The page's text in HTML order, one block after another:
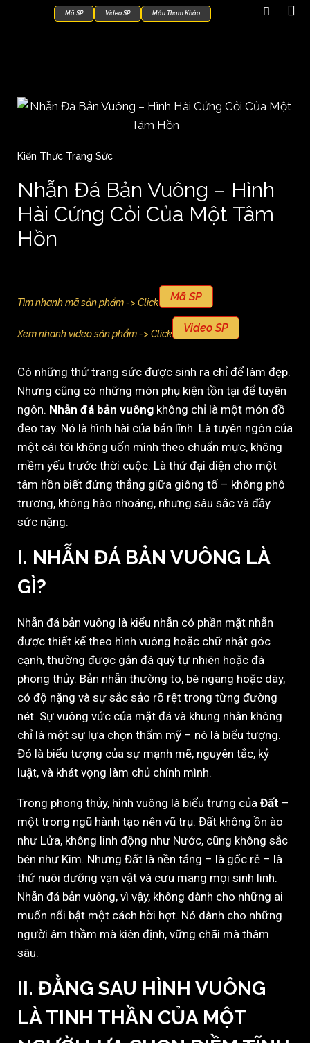
Mã SP Video SP Mẫu Tham Khảo
Kiến Thức Trang Sức
Nhẫn Đá Bản Vuông – Hình
Hài Cứng Cỏi Của Một Tâm
Hồn
Tìm nhanh mã sản phẩm -> Click Mã SP
Xem nhanh video sản phẩm -> Click Video SP
Có những thứ trang sức được sinh ra chỉ để làm đẹp.
Nhưng cũng có những món phụ kiện tồn tại để tuyên
ngôn. Nhẫn đá bản vuông không chỉ là một món đồ
đeo tay. Nó là hình hài của bản lĩnh. Là tuyên ngôn của
một cái tôi không uốn mình theo chuẩn mực, không
mềm yếu trước thời cuộc. Là thứ đại diện cho một
tâm hồn biết đứng thẳng giữa giông tố – không phô
trương, không hào nhoáng, nhưng sâu sắc và đầy
sức nặng.
I. NHẪN ĐÁ BẢN VUÔNG LÀ
GÌ?
Nhẫn đá bản vuông là kiểu nhẫn có phần mặt nhẫn
được thiết kế theo hình vuông hoặc chữ nhật góc
cạnh, thường được gắn đá quý tự nhiên hoặc đá
phong thủy. Bản nhẫn thường to, bè ngang hoặc dày,
có độ nặng và sự sắc sảo rõ rệt trong từng đường
nét. Sự vuông vức của mặt đá và khung nhẫn không
chỉ là một sự lựa chọn thẩm mỹ – nó là biểu tượng.
Đó là biểu tượng của sự mạnh mẽ, nguyên tắc, kỷ
luật, và khát vọng làm chủ chính mình.
Trong phong thủy, hình vuông là biểu trưng của Đất –
một trong ngũ hành tạo nên vũ trụ. Đất không ồn ào
như Lửa, không linh động như Nước, cũng không sắc
bén như Kim. Nhưng Đất là nền tảng – là gốc rễ – là
thứ nuôi dưỡng vạn vật và cưu mang mọi sinh linh.
Nhẫn đá bản vuông, vì vậy, không dành cho những ai
muốn nổi bật một cách hời hợt. Nó dành cho những
người âm thầm mà kiên định, vững chãi mà thâm
sâu.
II. ĐẰNG SAU HÌNH VUÔNG
LÀ TINH THẦN CỦA MỘT